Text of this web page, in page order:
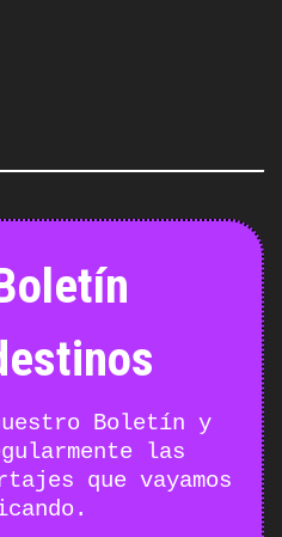
Boletín y
las
que vayamos